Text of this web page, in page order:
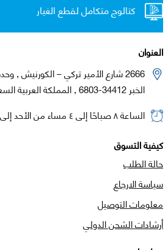
كتالوج متكامل لقطع الغيار
العنوان
2666 شارع الأمير تركي – الكورنيش , وحدة رقم 102
الخبر 34412-6803 , المملكة العربية السعودية
الساعة ٨ صباحًا إلى ٤ مساء من الأحد إلى الخميس
كيفية التسوق
حالة الطلب
سياسة الارجاع
معلومات التوصيل
أرشادات الشحن الدولي